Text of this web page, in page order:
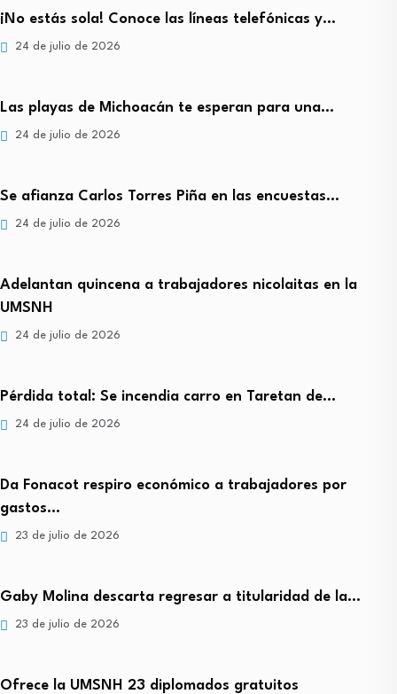
¡No estás sola! Conoce las líneas telefónicas y…
24 de julio de 2026
Las playas de Michoacán te esperan para una…
24 de julio de 2026
Se afianza Carlos Torres Piña en las encuestas…
24 de julio de 2026
Adelantan quincena a trabajadores nicolaitas en la
UMSNH
24 de julio de 2026
Pérdida total: Se incendia carro en Taretan de…
24 de julio de 2026
Da Fonacot respiro económico a trabajadores por
gastos…
23 de julio de 2026
Gaby Molina descarta regresar a titularidad de la…
23 de julio de 2026
Ofrece la UMSNH 23 diplomados gratuitos